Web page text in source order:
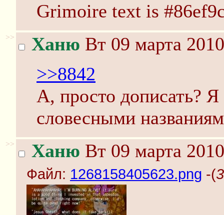
Grimoire text is
>> Ханю Вт 09 марта
>>8842
А, просто дописать?
словесными
>> Ханю Вт 09 марта
Файл: 1268158405623.png -(